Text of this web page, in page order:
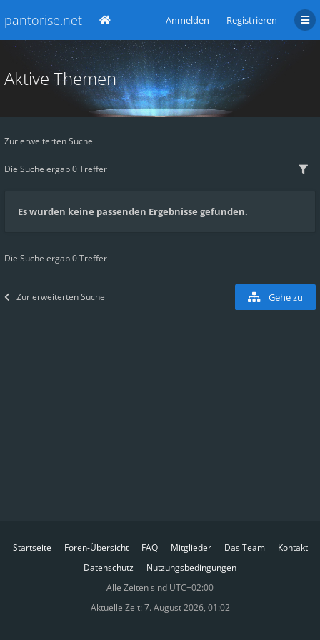
pantorise.net Anmelden Registrieren
Aktive Themen
Zur erweiterten Suche
Die Suche ergab 0 Treffer
Es wurden keine passenden Ergebnisse gefunden.
Die Suche ergab 0 Treffer
Zur erweiterten Suche Gehe zu
Startseite Foren-Übersicht FAQ Mitglieder Das Team
Kontakt
Datenschutz
Nutzungsbedingungen
Alle Zeiten sind UTC+02:00
Aktuelle Zeit: 7. August 2026, 01:02